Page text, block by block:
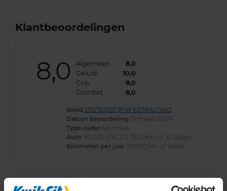
Klantbeoordelingen
8,0 Algemeen
8,0
Geluid
10,0
Grip
8,0
Comfort
8,0
Band 255/35R20 97W EXTRALOAD
Datum beoordeling 19 maart 2024
Type rijder Normaal
Auto VOLVO V90 2.0 T5 CM 4-cil. B 254pk
Kilometer per jaar 50.000 km of meer